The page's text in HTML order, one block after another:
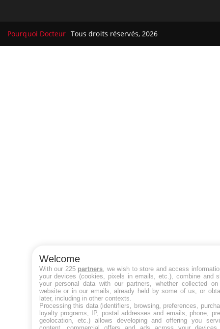
Pourquoi Docteur Tous droits réservés, 2026
Welcome
With our 225 partners , we wish to store and access
your devices (cookies, pixels in emails, etc.), combine and
your personal data with our partners, whether collected
website or in our emails, already held by some of us, or
later, including in other contexts.
Processing this data (identifiers, browsing, preferences,
loyalty programs, IP, postal addresses and emails, phone,
geolocation, etc.) allows developing and offering you
content, commercial offers and ads across your devices